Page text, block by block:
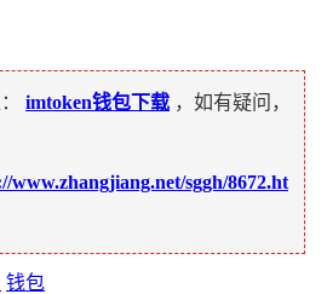
imtoken钱包下载 ，如有疑问，
www.zhangjiang.net/sggh/8672.ht
钱包